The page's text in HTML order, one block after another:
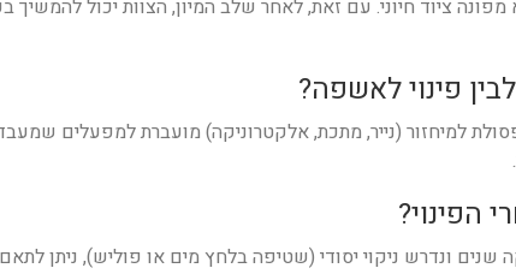
ציוד חיוני. עם זאת, לאחר שלב המיון, הצוות יכול
למיחזור (נייר, מתכת, אלקטרוניקה) מועברת למפעלים
שנים ונדרש ניקוי יסודי (שטיפה בלחץ מים או פוליש), ניתן